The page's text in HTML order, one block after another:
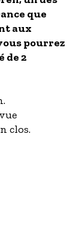
que
aux
pourrez
de 2
clos.